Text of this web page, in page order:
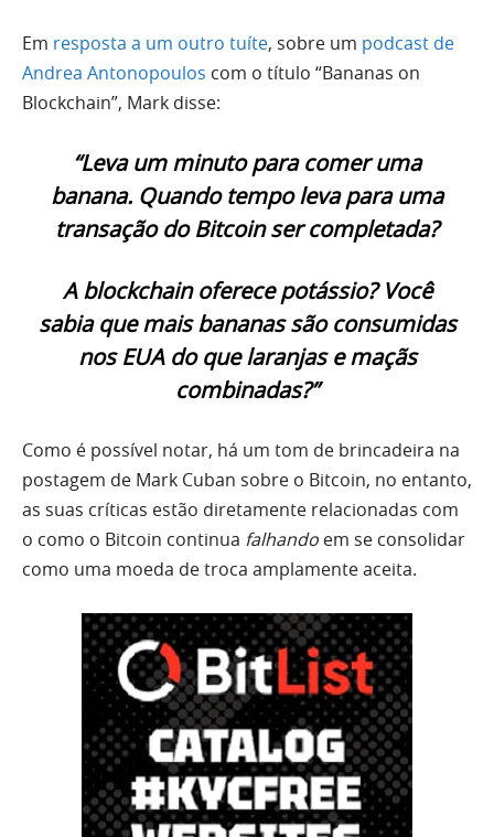
Em resposta a um outro tuíte, sobre um podcast de
Andrea Antonopoulos com o título “Bananas on
Blockchain”, Mark disse:
“Leva um minuto para comer uma
banana. Quando tempo leva para uma
transação do Bitcoin ser completada?
A blockchain oferece potássio? Você
sabia que mais bananas são consumidas
nos EUA do que laranjas e maçãs
combinadas?”
Como é possível notar, há um tom de brincadeira na
postagem de Mark Cuban sobre o Bitcoin, no entanto,
as suas críticas estão diretamente relacionadas com
o como o Bitcoin continua falhando em se consolidar
como uma moeda de troca amplamente aceita.